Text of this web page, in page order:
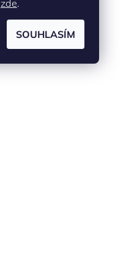
zde.
SOUHLASÍM